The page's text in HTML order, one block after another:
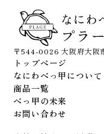
〒544-0026 大阪府大阪
トップページ
なにわべっ甲について
商品一覧
べっ甲の未来
お問い合わせ